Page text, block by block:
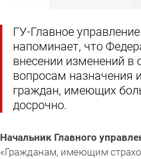
ГУ-Главное
напоминает, что
внесении изменений
вопросам назначения
граждан, имеющих
досрочно.
Начальник Главного
«Гражданам, имеющим